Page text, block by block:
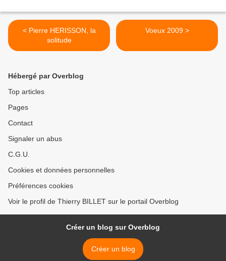
< Pierre HERISSON, la
solitude
Voeux 2009 >
Hébergé par Overblog
Top articles
Pages
Contact
Signaler un abus
C.G.U.
Cookies et données personnelles
Préférences cookies
Voir le profil de Thierry BILLET sur le portail Overblog
Créer un blog sur Overblog
Créer un blog